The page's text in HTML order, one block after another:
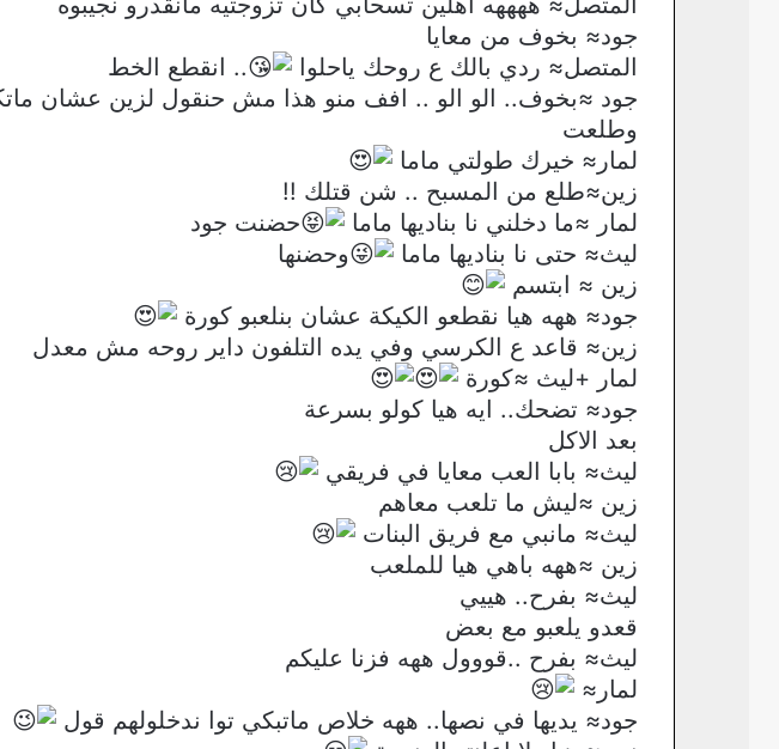
جود≈ بخوف من معايا
المتصل≈ ردي بالك ع روحك ياحلوا
.. انقطع الخط
جود ≈بخوف.. الو الو .. افف منو هذا مش حنقول لزين عشان
وطلعت
لمار≈ خيرك طولتي ماما
زين≈طلع من المسبح .. شن قتلك !!
لمار ≈ما دخلني نا بناديها ماما
حضنت جود
ليث≈ حتى نا بناديها ماما
وحضنها
زين ≈ ابتسم
جود≈ ههه هيا نقطعو الكيكة عشان بنلعبو كورة
زين≈ قاعد ع الكرسي وفي يده التلفون داير روحه مش معدل
لمار +ليث ≈كورة
جود≈ تضحك.. ايه هيا كولو بسرعة
بعد الاكل
ليث≈ بابا العب معايا في فريقي
زين ≈ليش ما تلعب معاهم
ليث≈ مانبي مع فريق البنات
زين ≈ههه باهي هيا للملعب
ليث≈ بفرح.. هييي
قعدو يلعبو مع بعض
ليث≈ بفرح ..قووول ههه فزنا عليكم
لمار≈
جود≈ يديها في نصها.. ههه خلاص ماتبكي توا ندخلولهم قول